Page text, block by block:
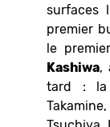
surfaces
premier
le
Kashiwa,
tard : la